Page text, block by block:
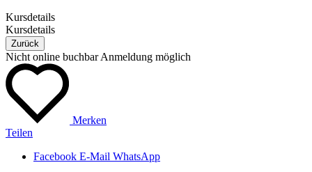
Kursdetails
Kursdetails
Zurück
Nicht online buchbar Anmeldung möglich
Merken
Teilen
Facebook E-Mail WhatsApp